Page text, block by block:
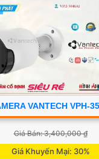
VANTECH VPH-
Giá Bán: 3,400,000 ₫
Giá Khuyến Mại: 30%